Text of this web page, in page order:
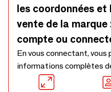
les coordonnées
vente de la marque
compte ou
En vous connectant, vous
informations complètes